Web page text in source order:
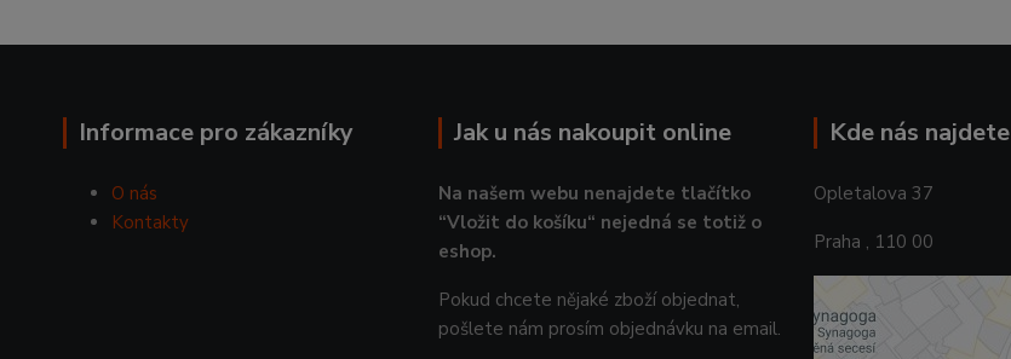
Informace pro zákazníky
O nás
Kontakty
Jak u nás nakoupit online
Na našem webu nenajdete tlačítko
“Vložit do košíku“ nejedná se totiž o
eshop.
Pokud chcete nějaké zboží objednat,
pošlete nám prosím objednávku na email.
Kde nás najdete
Opletalova 37
Praha , 110 00